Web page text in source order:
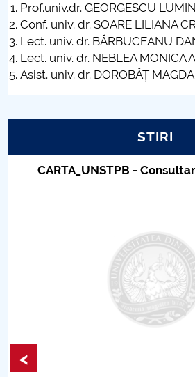
Evenimente CUP
Accesibilitate pentru studenții cu
Raportul Conducerii Centrului
2024
Parteneri CUP
Programe de licenta DSN
Prof.univ.dr. GEORGESCU
Conf. univ. dr. SOARE LILIANA
Lect. univ. dr. BĂRBUCEANU
Lect. univ. dr. NEBLEA MONICA
Asist. univ. dr. DOROBĂȚ
STIRI
Taxe de
<